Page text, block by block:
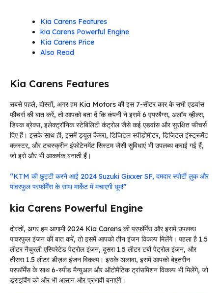
Kia Carens Features
kia Carens Powerful Engine
Kia Carens Price
Also Read
Kia Carens Features
सबसे पहले, दोस्तों, अगर हम Kia Motors की इस 7-सीटर कार के सभी एडवांस
फीचर्स की बात करें, तो आपको बता दें कि कंपनी ने इसमें 6 एयरबैग्स, अलॉय व्हील्स,
डिस्क ब्रेक्स, इलेक्ट्रॉनिक स्टेबिलिटी कंट्रोल जैसे कई एडवांस और सुरक्षित फीचर्स
दिए हैं। इसके साथ ही, इसमें ड्यूल कैमरा, डिजिटल स्पीडोमीटर, डिजिटल इंस्ट्रूमेंट
क्लस्टर, और टचस्क्रीन इंफोटेनमेंट सिस्टम जैसी सुविधाएं भी उपलब्ध कराई गई हैं,
जो इसे और भी आकर्षक बनाती हैं।
“KTM की छुट्टी करने आई 2024 Suzuki Gixxer SF, दमदार स्पोर्टी लुक और
पावरफुल परफॉर्मेंस के साथ मार्केट में मचाएगी धूम!”
kia Carens Powerful Engine
दोस्तों, अगर हम आगामी 2024 Kia Carens की परफॉर्मेंस और इसमें उपलब्ध
पावरफुल इंजन की बात करें, तो इसमें आपको तीन इंजन विकल्प मिलेंगे। पहला है 1.5
लीटर नैचुरली एस्पिरेटेड पेट्रोल इंजन, दूसरा 1.5 लीटर टर्बो पेट्रोल इंजन, और
तीसरा 1.5 लीटर डीज़ल इंजन विकल्प। इसके अलावा, इसमें आपको बेहतरीन
परफॉर्मेंस के साथ 6-स्पीड मैन्युअल और ऑटोमैटिक ट्रांसमिशन विकल्प भी मिलेंगे, जो
ड्राइविंग को और भी आसान और प्रभावी बनाएंगे।